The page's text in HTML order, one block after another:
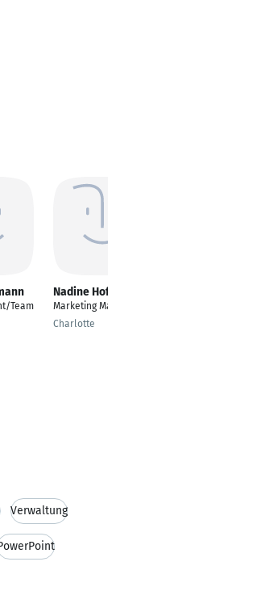
Team
Nadine Hoffmann
Marketing Manager
Charlotte
Verwaltung